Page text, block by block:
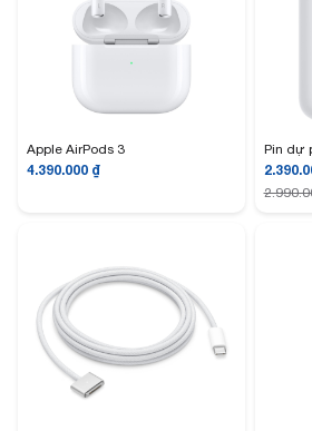
Apple AirPods 3
4.390.000 ₫
Pin dự